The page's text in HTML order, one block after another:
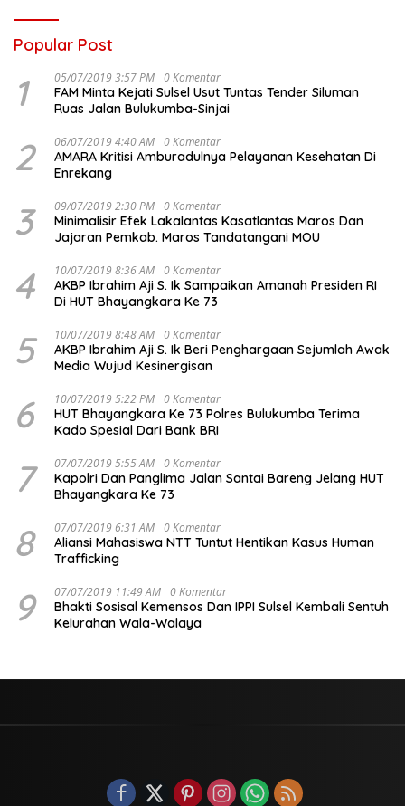
Popular Post
1 05/07/2019 3:57 PM 0 Komentar
FAM Minta Kejati Sulsel Usut Tuntas Tender Siluman
Ruas Jalan Bulukumba-Sinjai
2 06/07/2019 4:40 AM 0 Komentar
AMARA Kritisi Amburadulnya Pelayanan Kesehatan Di
Enrekang
3 09/07/2019 2:30 PM 0 Komentar
Minimalisir Efek Lakalantas Kasatlantas Maros Dan
Jajaran Pemkab. Maros Tandatangani MOU
4 10/07/2019 8:36 AM 0 Komentar
AKBP Ibrahim Aji S. Ik Sampaikan Amanah Presiden RI
Di HUT Bhayangkara Ke 73
5 10/07/2019 8:48 AM 0 Komentar
AKBP Ibrahim Aji S. Ik Beri Penghargaan Sejumlah Awak
Media Wujud Kesinergisan
6 10/07/2019 5:22 PM 0 Komentar
HUT Bhayangkara Ke 73 Polres Bulukumba Terima
Kado Spesial Dari Bank BRI
7 07/07/2019 5:55 AM 0 Komentar
Kapolri Dan Panglima Jalan Santai Bareng Jelang HUT
Bhayangkara Ke 73
8 07/07/2019 6:31 AM 0 Komentar
Aliansi Mahasiswa NTT Tuntut Hentikan Kasus Human
Trafficking
9 07/07/2019 11:49 AM 0 Komentar
Bhakti Sosisal Kemensos Dan IPPI Sulsel Kembali Sentuh
Kelurahan Wala-Walaya